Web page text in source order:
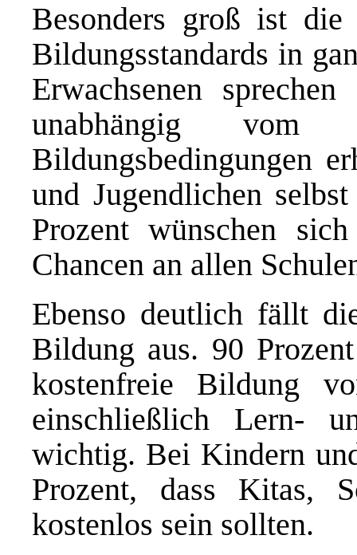
Besonders groß ist
Bildungsstandards in
Erwachsenen
unabhängig vom
Bildungsbedingungen
und Jugendlichen
Prozent wünschen
Chancen an allen
Ebenso deutlich fällt
Bildung aus. 90
kostenfreie Bildung
einschließlich Lern-
wichtig. Bei Kindern
Prozent, dass Kitas,
kostenlos sein sollten.